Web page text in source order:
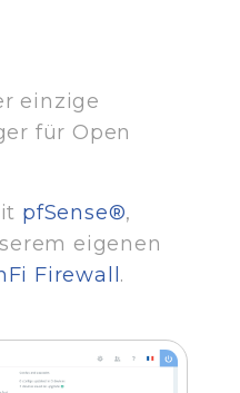
einzige
für Open
pfSense®,
eigenen
Firewall.